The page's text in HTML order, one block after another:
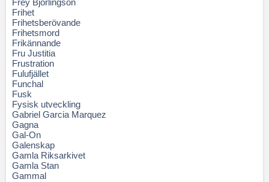
Frey Björlingson
Frihet
Frihetsberövande
Frihetsmord
Frikännande
Fru Justitia
Frustration
Fulufjället
Funchal
Fusk
Fysisk utveckling
Gabriel Garcia Marquez
Gagna
Gal-On
Galenskap
Gamla Riksarkivet
Gamla Stan
Gammal